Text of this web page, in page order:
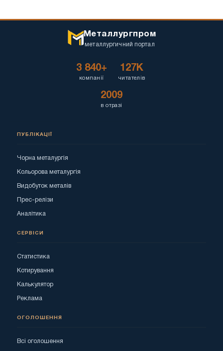
Металлургпром
металлургичний портал
3 840+
компанії
127K
читателів
2009
в отразі
ПУБЛІКАЦІЇ
Чорна металургія
Кольорова металургія
Видобуток металів
Прес-релізи
Аналітика
СЕРВІСИ
Статистика
Котирування
Калькулятор
Реклама
ОГОЛОШЕННЯ
Всі оголошення